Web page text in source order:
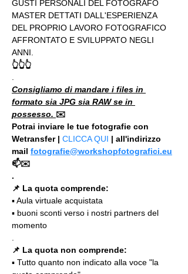
GUSTI PERSONALI DEL FOTOGRAFO
MASTER DETTATI DALL'ESPERIENZA
DEL PROPRIO LAVORO FOTOGRAFICO
AFFRONTATO E SVILUPPATO NEGLI
ANNI.
👆👆👆
Consigliamo di mandare i files in
formato sia JPG sia RAW se in
possesso. ✉️
Potrai inviare le tue fotografie con
Wetransfer | CLICCA QUI | all'indirizzo
mail fotografie@workshopfotografici.eu
📫✉️
.
📌 La quota comprende:
▪️ Aula virtuale acquistata
▪️ buoni sconti verso i nostri partners del
momento
📌 La quota non comprende:
▪️ Tutto quanto non indicato alla voce "la